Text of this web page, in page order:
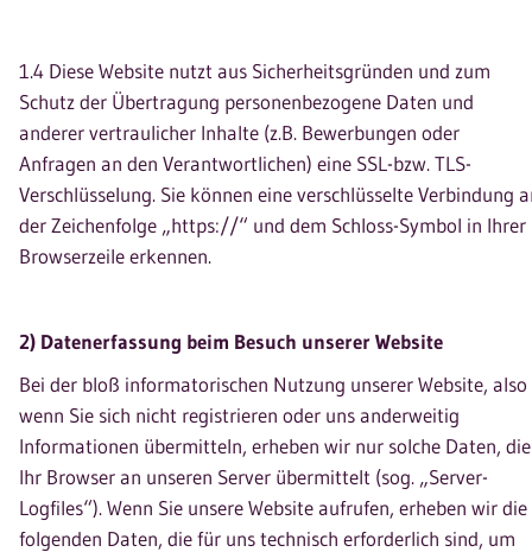
1.4 Diese Website nutzt aus Sicherheitsgründen und zum
Schutz der Übertragung personenbezogene Daten und
anderer vertraulicher Inhalte (z.B. Bewerbungen oder
Anfragen an den Verantwortlichen) eine SSL-bzw. TLS-
Verschlüsselung. Sie können eine verschlüsselte Verbindung
der Zeichenfolge „https://“ und dem Schloss-Symbol in Ihrer
Browserzeile erkennen.
2) Datenerfassung beim Besuch unserer Website
Bei der bloß informatorischen Nutzung unserer Website, also
wenn Sie sich nicht registrieren oder uns anderweitig
Informationen übermitteln, erheben wir nur solche Daten, die
Ihr Browser an unseren Server übermittelt (sog. „Server-
Logfiles“). Wenn Sie unsere Website aufrufen, erheben wir die
folgenden Daten, die für uns technisch erforderlich sind, um